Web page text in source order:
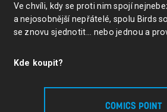
Ve chvíli, kdy se proti nim spojí
a nejosobnější nepřátelé, spolu Birds
se znovu sjednotit... nebo jednou a
Kde koupit?
COMICS POINT